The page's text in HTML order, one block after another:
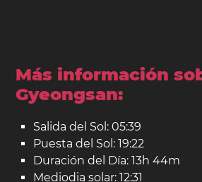
Más información
Gyeongsan:
Salida del Sol: 05:39
Puesta del Sol: 19:22
Duración del Día: 13h 44m
Mediodia solar: 12:31